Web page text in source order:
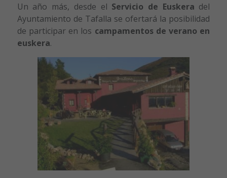
Un año más, desde el Servicio de Euskera del
Ayuntamiento de Tafalla se ofertará la posibilidad
de participar en los campamentos de verano en
euskera.